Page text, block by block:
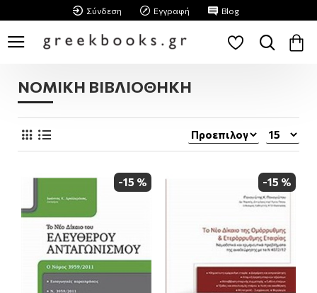
Σύνδεση Εγγραφή Blog
ΝΟΜΙΚΗ ΒΙΒΛΙΟΘΗΚΗ
-15 % -15 %